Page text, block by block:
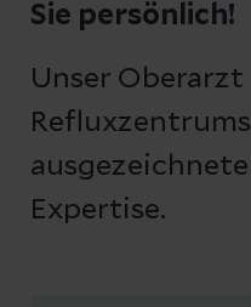
Sie persönlich!
Unser Oberarzt
Expertise.